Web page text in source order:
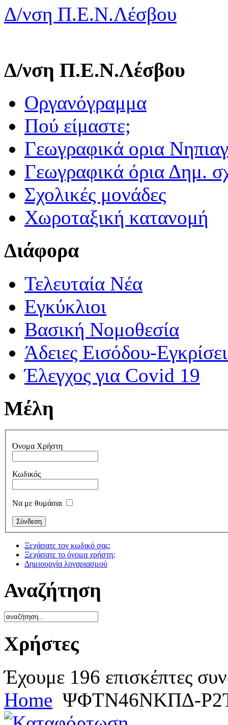
Δ/νση Π.Ε.Ν.Λέσβου
Δ/νση Π.Ε.Ν.Λέσβου
Οργανόγραμμα
Πού είμαστε;
Γεωγραφικά ορια
Γεωγραφικά όρια Δημ.
Σχολικές μονάδες
Χωροταξική κατανομή
Διάφορα
Τελευταία Νέα
Εγκύκλιοι
Βασική Νομοθεσία
Άδειες Εισόδου-
Έλεγχος για Covid 19
Μέλη
Όνομα Χρήστη
Κωδικός
Να με θυμάσαι
Ξεχάσατε τον κωδικό σας;
Ξεχάσατε το όνομα χρήστη;
Δημιουργία λογαριασμού
Αναζήτηση
Χρήστες
Έχουμε 196 επισκέπτες
Home ΨΦΤΝ46ΝΚΠΔ-